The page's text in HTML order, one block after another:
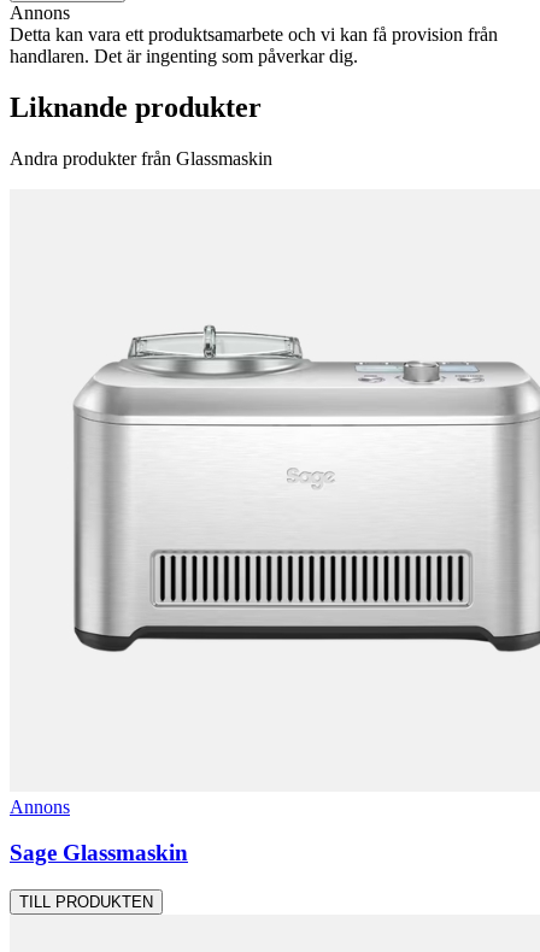
Annons
Detta kan vara ett produktsamarbete och vi kan få provision från
handlaren. Det är ingenting som påverkar dig.
Liknande produkter
Andra produkter från Glassmaskin
Annons
Sage Glassmaskin
TILL PRODUKTEN